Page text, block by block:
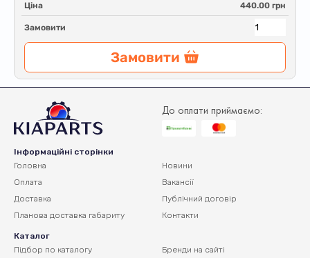
Ціна 440.00 грн
Замовити
Замовити
До оплати приймаємо:
Інформаційні сторінки
Головна
Оплата
Доставка
Планова доставка габариту
Новини
Вакансії
Публічний договір
Контакти
Каталог
Підбор по каталогу
Бренди на сайті